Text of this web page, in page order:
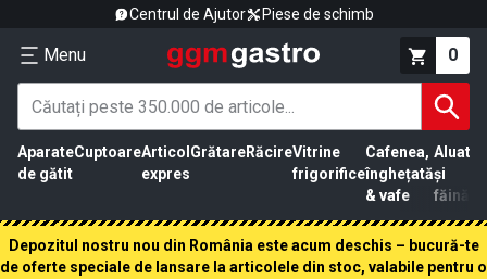
Centrul de Ajutor Piese de schimb
Menu 0
Aparate
de gătit
CuptoareArticol
expres
GrătareRăcireVitrine
frigorifice
Cafenea,
înghețată
& vafe
Aluat
și
făină
Depozitul nostru nou din România este acum deschis – bucură-te
de oferte speciale de lansare la articolele din stoc, valabile pentru o